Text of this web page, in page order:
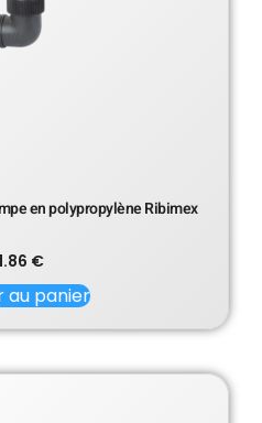
en polypropylène Ribimex
€
au panier